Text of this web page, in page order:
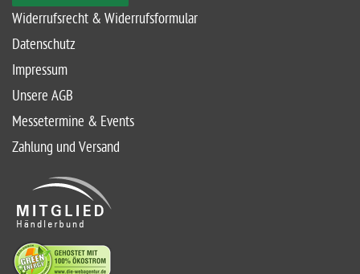
Widerrufsrecht & Widerrufsformular
Datenschutz
Impressum
Unsere AGB
Messetermine & Events
Zahlung und Versand